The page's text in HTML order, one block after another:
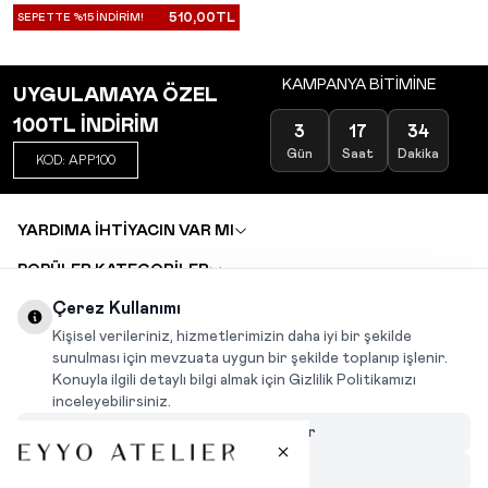
SEPETTE %15 İNDİRİM! 510,00TL
UYGULAMAYA ÖZEL
100TL İNDİRİM
KOD: APP100
KAMPANYA BİTİMİNE
3
Gün
17
Saat
34
Dakika
YARDIMA İHTİYACIN VAR MI
POPÜLER KATEGORİLER
DEĞİŞİM VE İADE TALEBİ
KARIYER
INSTAGRAM
Çerez Kullanımı
Kişisel verileriniz, hizmetlerimizin daha iyi bir şekilde
sunulması için mevzuata uygun bir şekilde toplanıp işlenir.
Konuyla ilgili detaylı bilgi almak için Gizlilik Politikamızı
inceleyebilirsiniz.
Çerezleri Özelleştir